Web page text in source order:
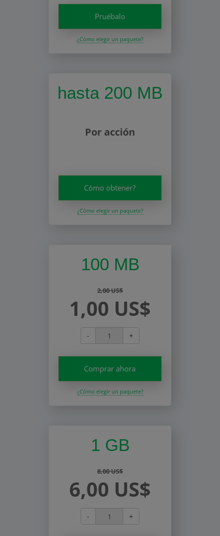
Pruébalo
¿Cómo elegir un paquete?
hasta 200 MB
Por acción
Cómo obtener?
¿Cómo elegir un paquete?
100 MB
2,00 US$
1,00 US$
- +
Comprar ahora
¿Cómo elegir un paquete?
1 GB
8,00 US$
6,00 US$
- +